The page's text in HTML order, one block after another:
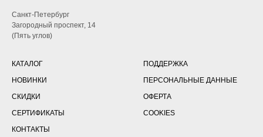
Санкт-Петербург
Загородный проспект, 14
(Пять углов)
КАТАЛОГ
НОВИНКИ
СКИДКИ
СЕРТИФИКАТЫ
КОНТАКТЫ
ПОДДЕРЖКА
ПЕРСОНАЛЬНЫЕ ДАННЫЕ
ОФЕРТА
COOKIES